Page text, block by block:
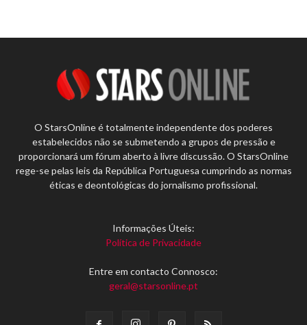
O StarsOnline é totalmente independente dos poderes
estabelecidos não se submetendo a grupos de pressão e
proporcionará um fórum aberto à livre discussão. O StarsOnline
rege-se pelas leis da República Portuguesa cumprindo as normas
éticas e deontológicas do jornalismo profissional.
Informações Úteis:
Política de Privacidade
Entre em contacto Connosco:
geral@starsonline.pt